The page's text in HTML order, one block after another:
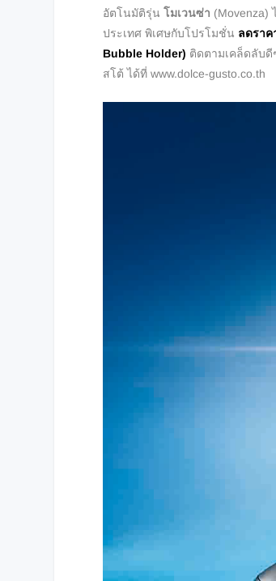
อัตโนมัติรุ่นโมเวนซ่า (Movenza)
ประเทศ พิเศษกับโปรโมชั่น ลดราค
Bubble Holder) ติดตามเคล็ดลับดี
สโต้ ได้ที่ www.dolce-gusto.co.th